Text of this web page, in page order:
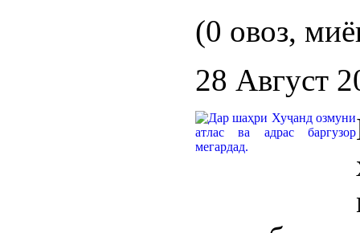
(0 овоз,
28 Август